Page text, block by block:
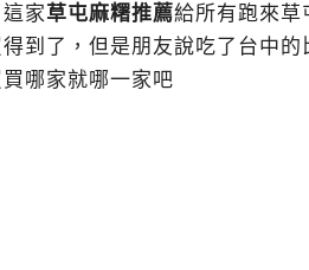
家草屯麻糬推薦給所有跑來草
到了，但是朋友說吃了台中的
哪家就哪一家吧